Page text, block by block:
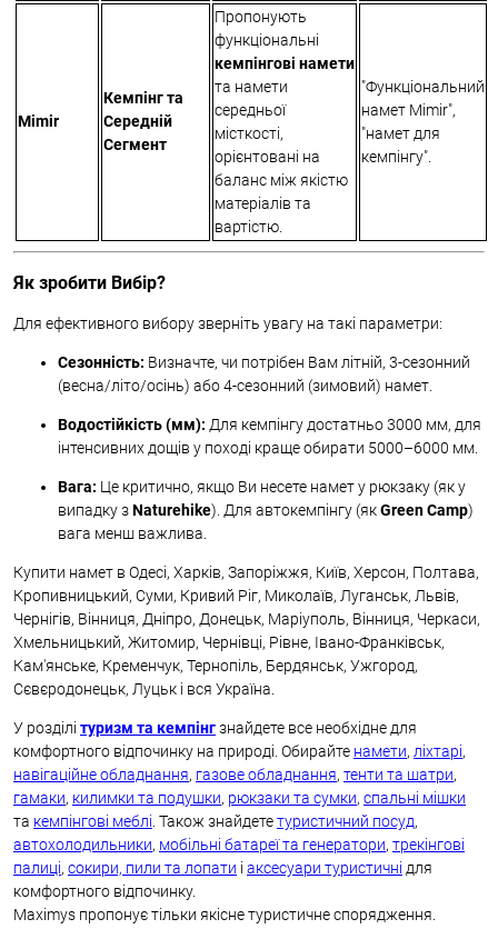
Mimir
Кемпінг та
Середній
Сегмент
Пропонують
функціональні
кемпінгові намети
та намети
середньої
місткості,
орієнтовані на
баланс між якістю
матеріалів та
вартістю.
"Функціональний
намет Mimir",
"намет для
кемпінгу".
Як зробити Вибір?
Для ефективного вибору зверніть увагу на такі параметри:
Сезонність: Визначте, чи потрібен Вам літній, 3-сезонний
(весна/літо/осінь) або 4-сезонний (зимовий) намет.
Водостійкість (мм): Для кемпінгу достатньо 3000 мм, для
інтенсивних дощів у поході краще обирати 5000–6000 мм.
Вага: Це критично, якщо Ви несете намет у рюкзаку (як у
випадку зNaturehike). Для автокемпінгу (якGreen Camp)
вага менш важлива.
Купити намет в Одесі, Харків, Запоріжжя, Київ, Херсон, Полтава,
Кропивницький, Суми, Кривий Ріг, Миколаїв, Луганськ, Львів,
Чернігів, Вінниця, Дніпро, Донецьк, Маріуполь, Вінниця, Черкаси,
Хмельницький, Житомир, Чернівці, Рівне, Івано-Франківськ,
Кам'янське, Кременчук, Тернопіль, Бердянськ, Ужгород,
Сєвєродонецьк, Луцьк і вся Україна.
У розділі туризм та кемпінгзнайдете все необхідне для
комфортного відпочинку на природі. Обирайте намети, ліхтарі,
навігаційне обладнання, газове обладнання, тенти та шатри,
гамаки, килимки та подушки, рюкзаки та сумки, спальні мішки
та кемпінгові меблі . Також знайдететуристичний посуд,
автохолодильники, мобільні батареї та генератори, трекінгові
палиці, сокири, пили та лопати і аксесуари туристичні для
комфортного відпочинку.
Maximys пропонує тільки якісне туристичне спорядження.